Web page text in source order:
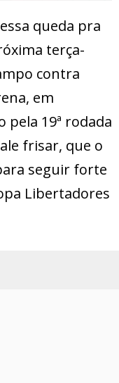
queda pra
terça-
contra
em
19ª rodada
frisar, que o
seguir forte
Libertadores